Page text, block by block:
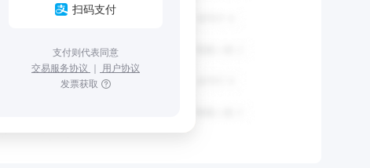
扫码支付
支付则代表同意
交易服务协议 ｜ 用户协议
发票获取